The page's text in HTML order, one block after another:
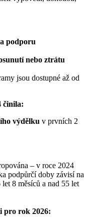
podporu
nebo ztrátu
jsou dostupné až od
činila:
výdělku v prvních 2
– v roce 2024
podpůrčí doby závisí na
8 měsíců a nad 55 let
pro rok 2026: